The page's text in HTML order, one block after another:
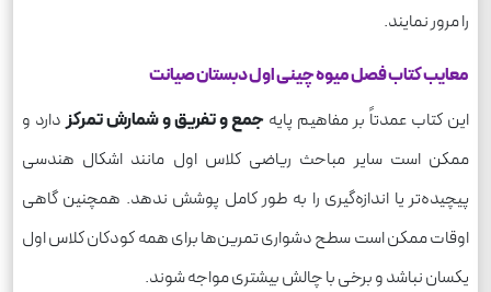
را مرور نمایند.
معایب کتاب فصل میوه چینی اول دبستان صیانت
این کتاب عمدتاً بر مفاهیم پایه جمع و تفریق و شمارش تمرکزدارد و
ممکن است سایر مباحث ریاضی کلاس اول مانند اشکال هندسی
پیچیده‌تر یا اندازه‌گیری را به طور کامل پوشش ندهد. همچنین گاهی
اوقات ممکن است سطح دشواری تمرین‌ها برای همه کودکان کلاس اول
یکسان نباشد و برخی با چالش بیشتری مواجه شوند.